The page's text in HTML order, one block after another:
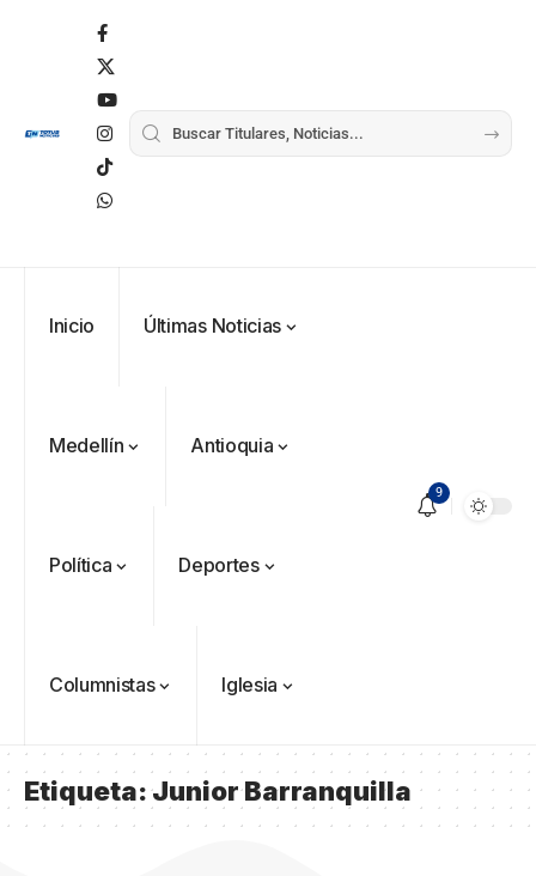
Inicio Últimas Noticias
Medellín Antioquia
Política Deportes
Columnistas Iglesia
9
Etiqueta:Junior Barranquilla